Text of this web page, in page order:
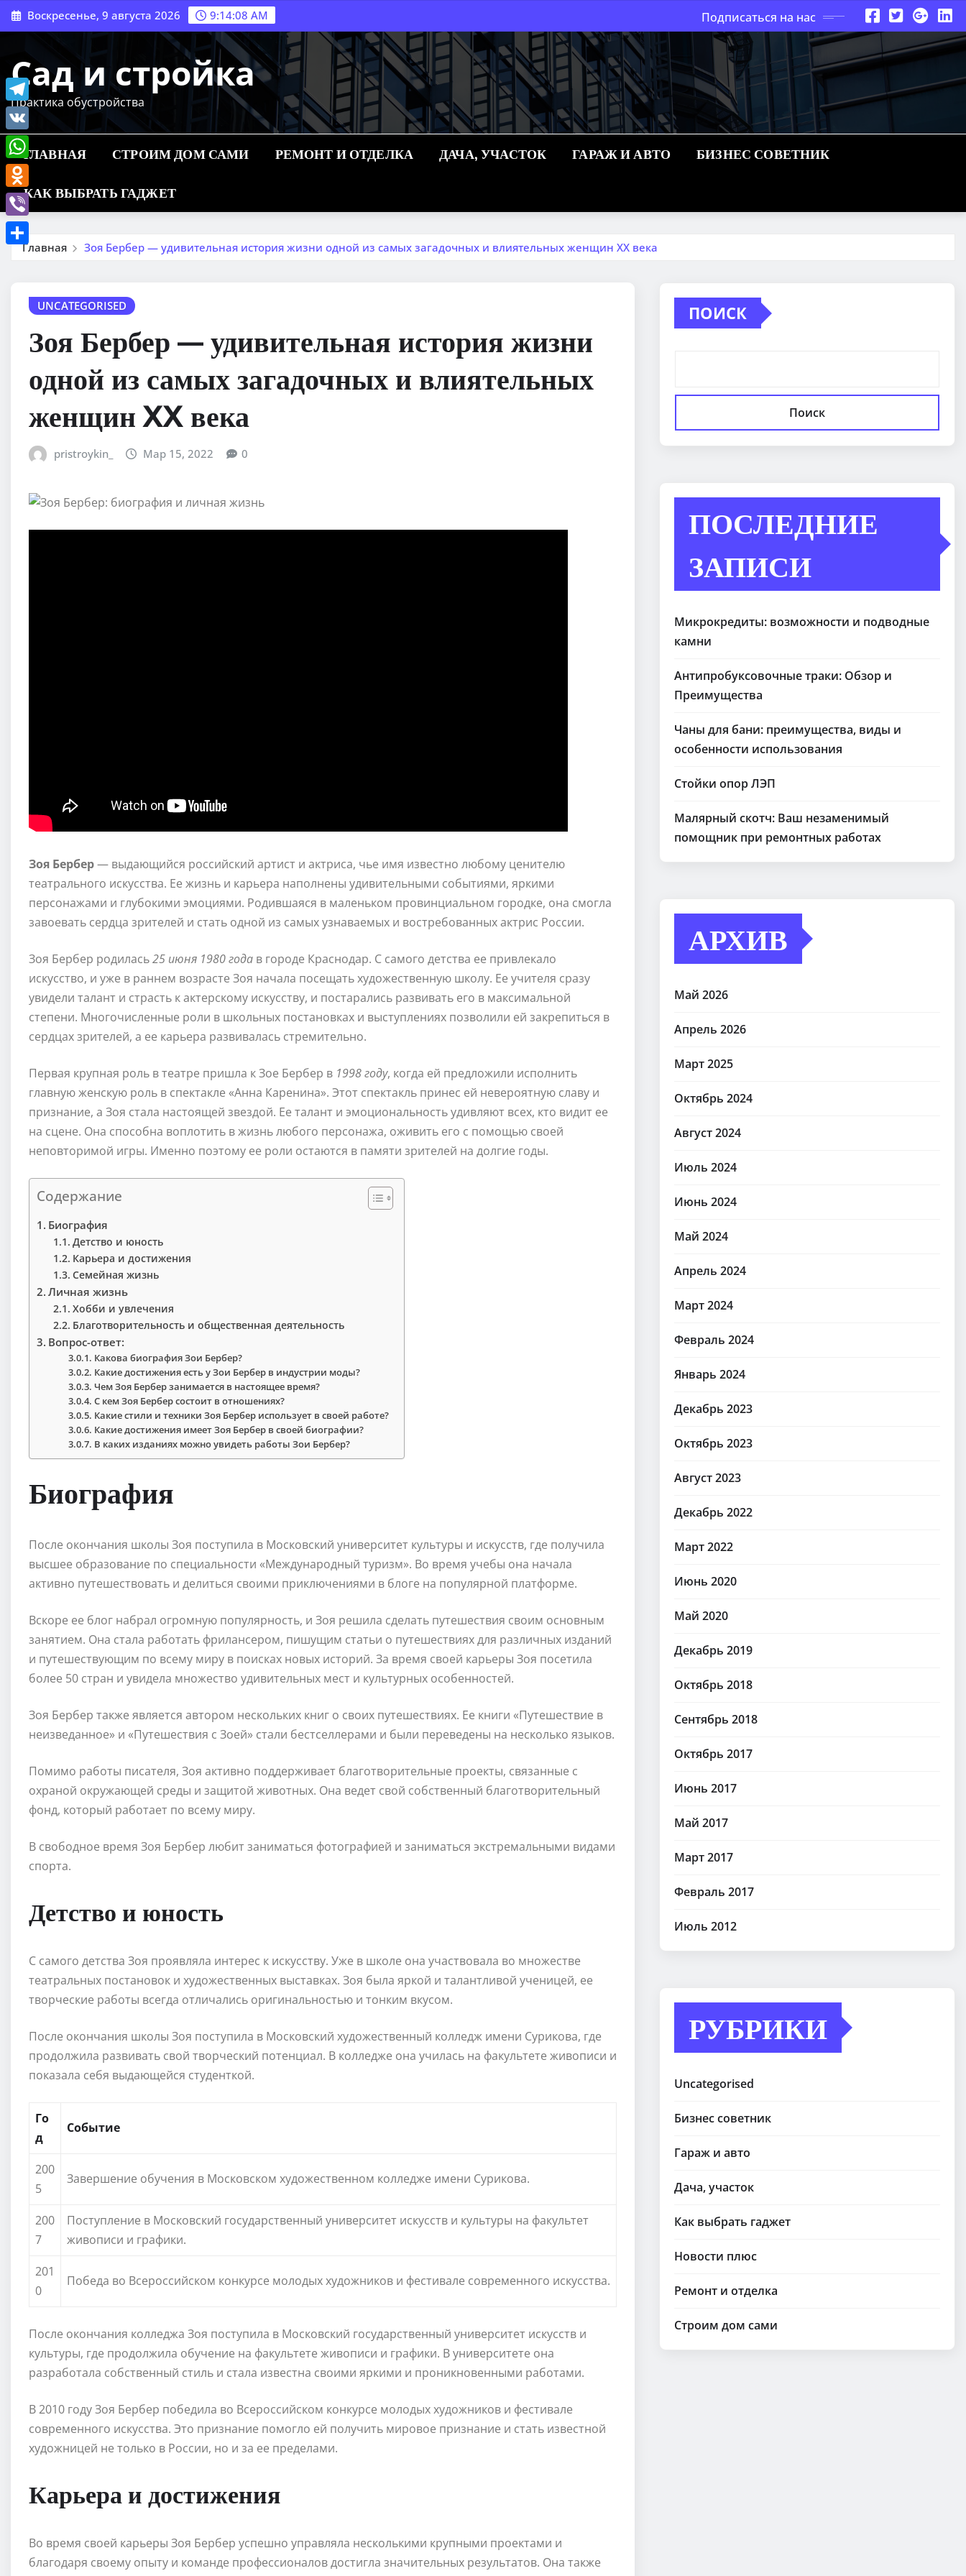
Перейти
к
Воскресенье, 9 августа 2026 9:14:09 AM Подписаться на нас
Сад и стройка
Практика обустройства
ГЛАВНАЯ СТРОИМ ДОМ САМИ РЕМОНТ И ОТДЕЛКА ДАЧА, УЧАСТОК ГАРАЖ И АВТО БИЗНЕС СОВЕТНИК
КАК ВЫБРАТЬ ГАДЖЕТ
Главная Зоя Бербер — удивительная история жизни одной из самых загадочных и влиятельных женщин XX века
UNCATEGORISED
Зоя Бербер — удивительная история жизни
одной из самых загадочных и влиятельных
женщин XX века
pristroykin_ Мар 15, 2022 0
Зоя Бербер— выдающийся российский артист и актриса, чье имя известно любому ценителю
театрального искусства. Ее жизнь и карьера наполнены удивительными событиями, яркими
персонажами и глубокими эмоциями. Родившаяся в маленьком провинциальном городке, она смогла
завоевать сердца зрителей и стать одной из самых узнаваемых и востребованных актрис России.
Зоя Бербер родилась25 июня 1980 года в городе Краснодар. С самого детства ее привлекало
искусство, и уже в раннем возрасте Зоя начала посещать художественную школу. Ее учителя сразу
увидели талант и страсть к актерскому искусству, и постарались развивать его в максимальной
степени. Многочисленные роли в школьных постановках и выступлениях позволили ей закрепиться в
сердцах зрителей, а ее карьера развивалась стремительно.
Первая крупная роль в театре пришла к Зое Бербер в 1998 году, когда ей предложили исполнить
главную женскую роль в спектакле «Анна Каренина». Этот спектакль принес ей невероятную славу и
признание, а Зоя стала настоящей звездой. Ее талант и эмоциональность удивляют всех, кто видит ее
на сцене. Она способна воплотить в жизнь любого персонажа, оживить его с помощью своей
неповторимой игры. Именно поэтому ее роли остаются в памяти зрителей на долгие годы.
Содержание
Биография
Детство и юность
Карьера и достижения
Семейная жизнь
Личная жизнь
Хобби и увлечения
Благотворительность и общественная деятельность
Вопрос-ответ:
Какова биография Зои Бербер?
Какие достижения есть у Зои Бербер в индустрии моды?
Чем Зоя Бербер занимается в настоящее время?
С кем Зоя Бербер состоит в отношениях?
Какие стили и техники Зоя Бербер использует в своей работе?
Какие достижения имеет Зоя Бербер в своей биографии?
В каких изданиях можно увидеть работы Зои Бербер?
Биография
После окончания школы Зоя поступила в Московский университет культуры и искусств, где получила
высшее образование по специальности «Международный туризм». Во время учебы она начала
активно путешествовать и делиться своими приключениями в блоге на популярной платформе.
Вскоре ее блог набрал огромную популярность, и Зоя решила сделать путешествия своим основным
занятием. Она стала работать фрилансером, пишущим статьи о путешествиях для различных изданий
и путешествующим по всему миру в поисках новых историй. За время своей карьеры Зоя посетила
более 50 стран и увидела множество удивительных мест и культурных особенностей.
Зоя Бербер также является автором нескольких книг о своих путешествиях. Ее книги «Путешествие в
неизведанное» и «Путешествия с Зоей» стали бестселлерами и были переведены на несколько языков.
Помимо работы писателя, Зоя активно поддерживает благотворительные проекты, связанные с
охраной окружающей среды и защитой животных. Она ведет свой собственный благотворительный
фонд, который работает по всему миру.
В свободное время Зоя Бербер любит заниматься фотографией и заниматься экстремальными видами
спорта.
Детство и юность
С самого детства Зоя проявляла интерес к искусству. Уже в школе она участвовала во множестве
театральных постановок и художественных выставках. Зоя была яркой и талантливой ученицей, ее
творческие работы всегда отличались оригинальностью и тонким вкусом.
После окончания школы Зоя поступила в Московский художественный колледж имени Сурикова, где
продолжила развивать свой творческий потенциал. В колледже она училась на факультете живописи и
показала себя выдающейся студенткой.
Го
д
Событие
200
5
Завершение обучения в Московском художественном колледже имени Сурикова.
200
7
Поступление в Московский государственный университет искусств и культуры на факультет
живописи и графики.
201
0
Победа во Всероссийском конкурсе молодых художников и фестивале современного искусства.
После окончания колледжа Зоя поступила в Московский государственный университет искусств и
культуры, где продолжила обучение на факультете живописи и графики. В университете она
разработала собственный стиль и стала известна своими яркими и проникновенными работами.
В 2010 году Зоя Бербер победила во Всероссийском конкурсе молодых художников и фестивале
современного искусства. Это признание помогло ей получить мировое признание и стать известной
художницей не только в России, но и за ее пределами.
Карьера и достижения
Во время своей карьеры Зоя Бербер успешно управляла несколькими крупными проектами и
благодаря своему опыту и команде профессионалов достигла значительных результатов. Она также
ПОИСК
Поиск
ПОСЛЕДНИЕ
ЗАПИСИ
Микрокредиты: возможности и подводные
камни
Антипробуксовочные траки: Обзор и
Преимущества
Чаны для бани: преимущества, виды и
особенности использования
Стойки опор ЛЭП
Малярный скотч: Ваш незаменимый
помощник при ремонтных работах
АРХИВ
Май 2026
Апрель 2026
Март 2025
Октябрь 2024
Август 2024
Июль 2024
Июнь 2024
Май 2024
Апрель 2024
Март 2024
Февраль 2024
Январь 2024
Декабрь 2023
Октябрь 2023
Август 2023
Декабрь 2022
Март 2022
Июнь 2020
Май 2020
Декабрь 2019
Октябрь 2018
Сентябрь 2018
Октябрь 2017
Июнь 2017
Май 2017
Март 2017
Февраль 2017
Июль 2012
РУБРИКИ
Uncategorised
Бизнес советник
Гараж и авто
Дача, участок
Как выбрать гаджет
Новости плюс
Ремонт и отделка
Строим дом сами
Telegram
VK
WhatsApp
Odnoklassniki
Viber
Отправить